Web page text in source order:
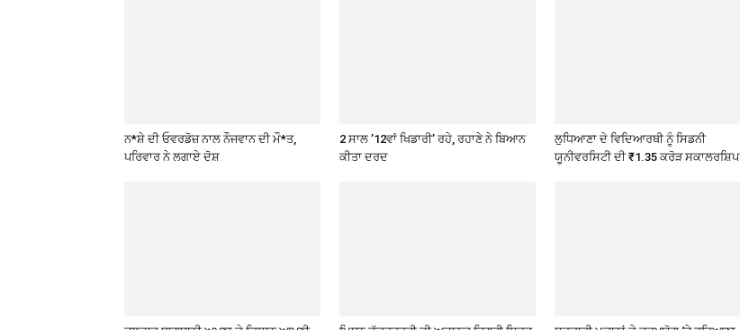
ਨ*ਸ਼ੇ ਦੀ ਓਵਰਡੋਜ਼ ਨਾਲ ਨੌਜਵਾਨ ਦੀ ਮੌ*ਤ,
ਪਰਿਵਾਰ ਨੇ ਲਗਾਏ ਦੋਸ਼
2 ਸਾਲ ’12ਵਾਂ ਖਿਡਾਰੀ’ ਰਹੇ, ਰਹਾਣੇ ਨੇ ਬਿਆਨ
ਕੀਤਾ ਦਰਦ
ਲੁਧਿਆਣਾ ਦੇ ਵਿਦਿਆਰਥੀ ਨੂੰ ਸਿਡਨੀ
ਯੂਨੀਵਰਸਿਟੀ ਦੀ ₹1.35 ਕਰੋੜ ਸਕਾਲਰਸ਼ਿਪ